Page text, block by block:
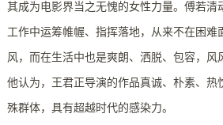
其成为电影界当之无愧的女性力量。傅若清
工作中运筹帷幄、指挥落地，从来不在困难
风，而在生活中也是爽朗、洒脱、包容，风
他认为，王君正导演的作品真诚、朴素、热
殊群体，具有超越时代的感染力。